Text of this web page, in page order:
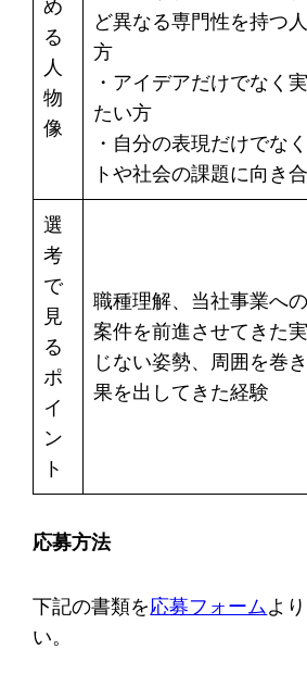
め
る
人
物
像
ど異なる専門性を持つ
方
・アイデアだけでなく
たい方
・自分の表現だけでな
トや社会の課題に向き
選
考
で
見
る
ポ
イ
ン
ト
職種理解、当社事業へ
案件を前進させてきた
じない姿勢、周囲を巻
果を出してきた経験
応募方法
下記の書類を応募フォームよ
い。